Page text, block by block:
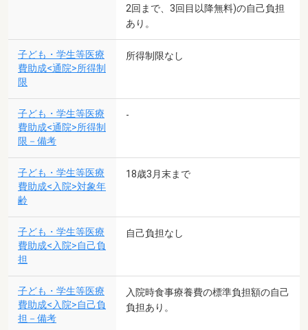
2回まで、3回目以降無料)の自己負担
あり。
子ども・学生等医療
費助成<通院>所得制
限
所得制限なし
子ども・学生等医療
費助成<通院>所得制
限－備考
-
子ども・学生等医療
費助成<入院>対象年
齢
18歳3月末まで
子ども・学生等医療
費助成<入院>自己負
担
自己負担なし
子ども・学生等医療
費助成<入院>自己負
担－備考
入院時食事療養費の標準負担額の自己
負担あり。